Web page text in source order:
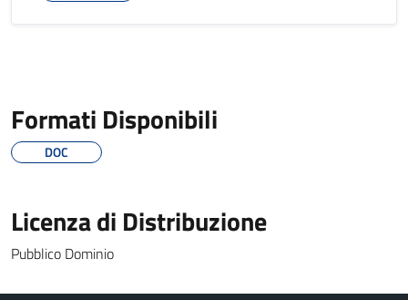
Formati Disponibili
DOC
Licenza di Distribuzione
Pubblico Dominio